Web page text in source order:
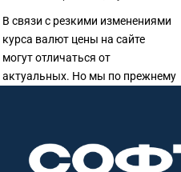
В связи с резкими изменениями
курса валют цены на сайте
могут отличаться от
актуальных. Но мы по прежнему